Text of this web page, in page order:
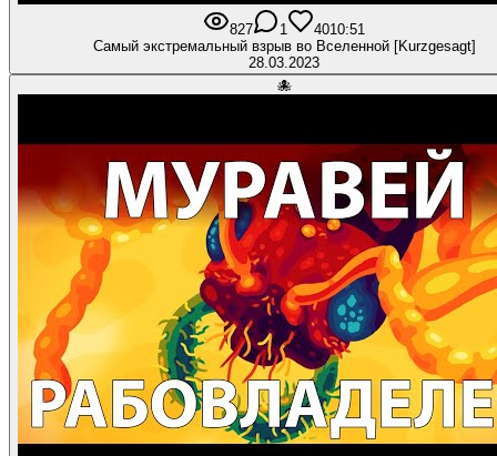
827 1 4010:51
Самый экстремальный взрыв во Вселенной [Kurzgesagt]
28.03.2023
🐙